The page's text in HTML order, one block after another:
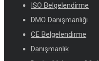
ISO Belgelendirme
DMO Danışmanlığı
CE Belgelendirme
Danışmanlık